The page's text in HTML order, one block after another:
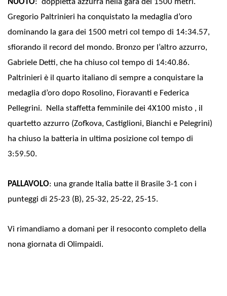
NUOTO: doppietta azzurra nella gara dei 1500 metri.
Gregorio Paltrinieri ha conquistato la medaglia d’oro
dominando la gara dei 1500 metri col tempo di 14:34.57,
sfiorando il record del mondo. Bronzo per l’altro azzurro,
Gabriele Detti, che ha chiuso col tempo di 14:40.86.
Paltrinieri è il quarto italiano di sempre a conquistare la
medaglia d’oro dopo Rosolino, Fioravanti e Federica
Pellegrini. Nella staffetta femminile dei 4X100 misto , il
quartetto azzurro (Zofkova, Castiglioni, Bianchi e Pelegrini)
ha chiuso la batteria in ultima posizione col tempo di
3:59.50.
PALLAVOLO: una grande Italia batte il Brasile 3-1 con i
punteggi di 25-23 (B), 25-32, 25-22, 25-15.
Vi rimandiamo a domani per il resoconto completo della
nona giornata di Olimpaidi.